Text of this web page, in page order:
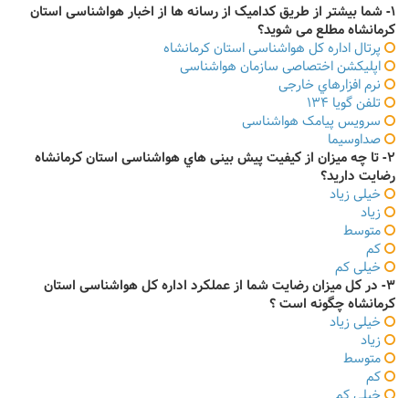
1- شما بیشتر از طریق کدامیک از رسانه ها از اخبار هواشناسی استان
کرمانشاه مطلع می شوید؟
پرتال اداره کل هواشناسی استان کرمانشاه
اپلیکشن اختصاصی سازمان هواشناسی
نرم افزارهاي خارجی
تلفن گویا 134
سرویس پیامک هواشناسی
صداوسیما
2- تا چه میزان از کیفیت پیش بینی هاي هواشناسی استان کرمانشاه
رضایت دارید؟
خیلی زیاد
زیاد
متوسط
کم
خیلی کم
3- در کل میزان رضایت شما از عملکرد اداره کل هواشناسی استان
کرمانشاه چگونه است ؟
خیلی زیاد
زیاد
متوسط
کم